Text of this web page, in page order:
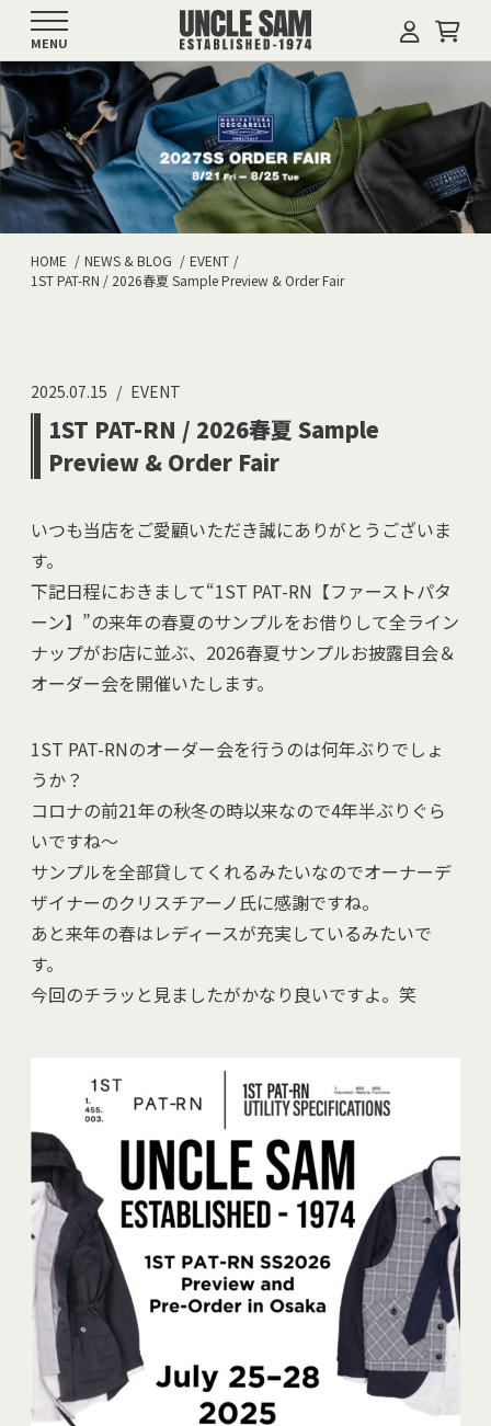
MENU
HOME NEWS & BLOG
EVENT
1ST PAT-RN / 2026春夏 Sample Preview & Order Fair
2025.07.15 EVENT
1ST PAT-RN / 2026春夏 Sample
Preview & Order Fair
いつも当店をご愛顧いただき誠にありがとうございま
す。
下記日程におきまして“1ST PAT-RN【ファーストパタ
ーン】”の来年の春夏のサンプルをお借りして全ライン
ナップがお店に並ぶ、2026春夏サンプルお披露目会＆
オーダー会を開催いたします。
1ST PAT-RNのオーダー会を行うのは何年ぶりでしょ
うか？
コロナの前21年の秋冬の時以来なので4年半ぶりぐら
いですね～
サンプルを全部貸してくれるみたいなのでオーナーデ
ザイナーのクリスチアーノ氏に感謝ですね。
あと来年の春はレディースが充実しているみたいで
す。
今回のチラッと見ましたがかなり良いですよ。笑